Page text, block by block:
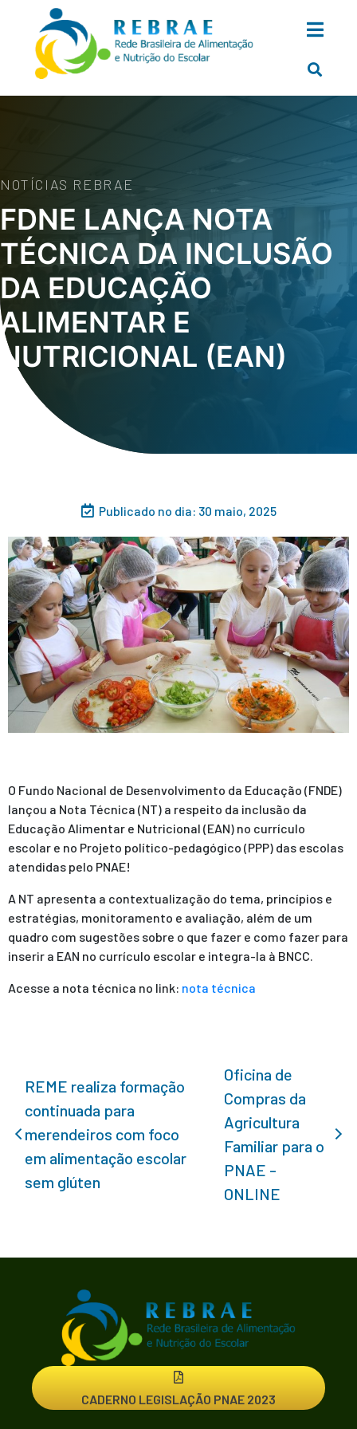
NOTÍCIAS REBRAE
FDNE LANÇA NOTA
TÉCNICA DA INCLUSÃO
DA EDUCAÇÃO
ALIMENTAR E
NUTRICIONAL (EAN)
Publicado no dia: 30 maio, 2025
O Fundo Nacional de Desenvolvimento da Educação (FNDE)
lançou a Nota Técnica (NT) a respeito da inclusão da
Educação Alimentar e Nutricional (EAN) no currículo
escolar e no Projeto político-pedagógico (PPP) das escolas
atendidas pelo PNAE!
A NT apresenta a contextualização do tema, princípios e
estratégias, monitoramento e avaliação, além de um
quadro com sugestões sobre o que fazer e como fazer para
inserir a EAN no currículo escolar e integra-la à BNCC.
Acesse a nota técnica no link: nota técnica
REME realiza formação
continuada para
merendeiros com foco
em alimentação escolar
sem glúten
Oficina de
Compras da
Agricultura
Familiar para o
PNAE -
ONLINE
CADERNO LEGISLAÇÃO PNAE 2023